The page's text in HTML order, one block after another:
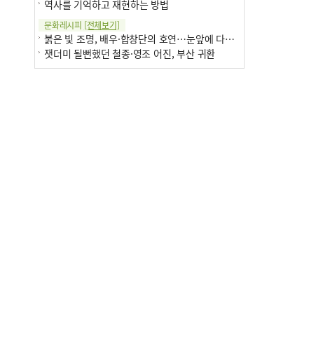
역사를 기억하고 재현하는 방법
문화레시피 [전체보기]
붉은 빛 조명, 배우·합창단의 호연…눈앞에 다가온 부산오페라하우스
잿더미 될뻔했던 철종·영조 어진, 부산 귀환